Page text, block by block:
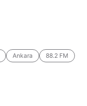
Ankara 88.2 FM